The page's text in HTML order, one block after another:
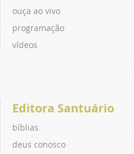
ouça ao vivo
programação
vídeos
Editora Santuário
bíblias
deus conosco